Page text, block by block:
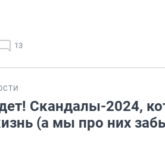
13
Скандалы-2024,
(а мы про них